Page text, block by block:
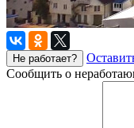
Не работает?
Сообщить о